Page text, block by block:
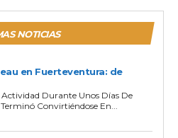
NOTICIAS
en Fuerteventura: de
Durante Unos Días De
Convirtiéndose En...